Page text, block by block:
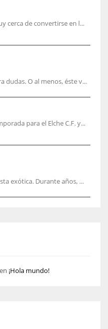
cerca de convertirse en l...
dudas. O al menos, éste v...
para el Elche C.F. y...
exótica. Durante años, ...
en ¡Hola mundo!